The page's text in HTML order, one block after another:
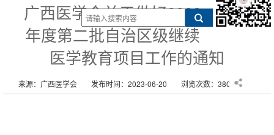
广西医学会关于做好2023
年度第二批自治区级继续
医学教育项目工作的通知
来源：广西医学会 发布时间：2023-06-20 浏览次数：38016次